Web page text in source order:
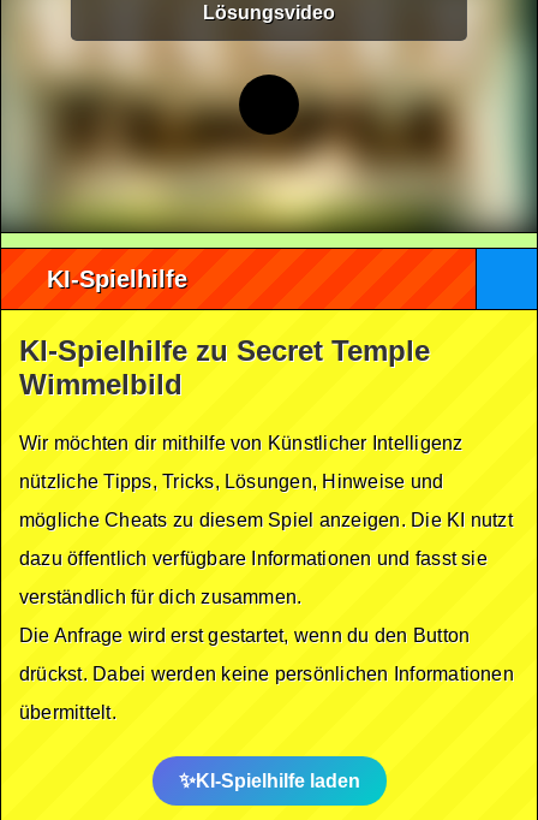
Lösungsvideo
KI-Spielhilfe
KI-Spielhilfe zu Secret Temple
Wimmelbild
Wir möchten dir mithilfe von Künstlicher Intelligenz
nützliche Tipps, Tricks, Lösungen, Hinweise und
mögliche Cheats zu diesem Spiel anzeigen. Die KI nutzt
dazu öffentlich verfügbare Informationen und fasst sie
verständlich für dich zusammen.
Die Anfrage wird erst gestartet, wenn du den Button
drückst. Dabei werden keine persönlichen Informationen
übermittelt.
KI-Spielhilfe laden